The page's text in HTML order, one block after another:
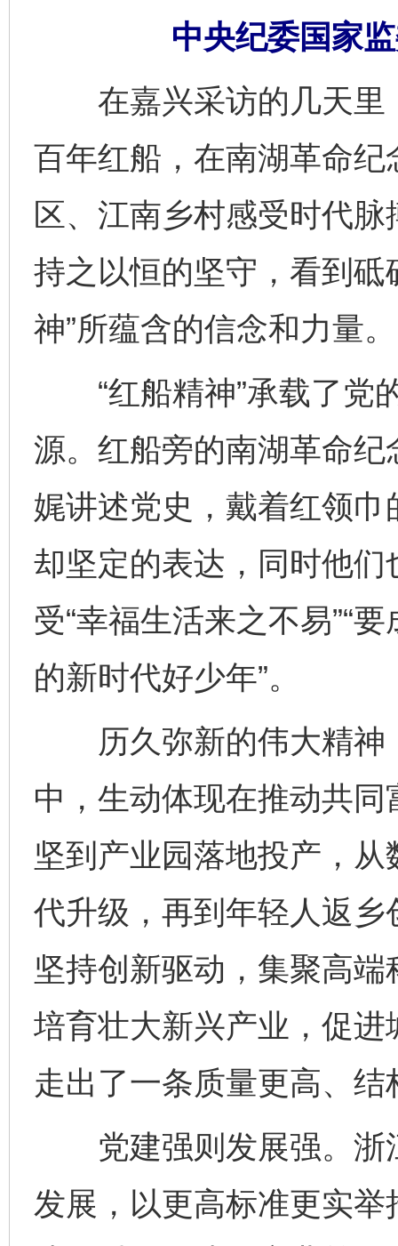
中央纪委国家
在嘉兴采访的几天里
百年红船，在南湖革命
区、江南乡村感受时代
持之以恒的坚守，看到砥
神”所蕴含的信念和力量。
“红船精神”承载了党
源。红船旁的南湖革命纪
娓讲述党史，戴着红领
却坚定的表达，同时他们
受“幸福生活来之不易”“
的新时代好少年”。
历久弥新的伟大精神
中，生动体现在推动共
坚到产业园落地投产，
代升级，再到年轻人返
坚持创新驱动，集聚高
培育壮大新兴产业，促
走出了一条质量更高、
党建强则发展强。浙
发展，以更高标准更实